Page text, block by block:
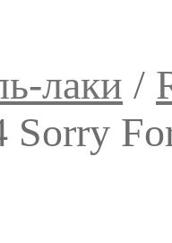
лаки /
Sorry